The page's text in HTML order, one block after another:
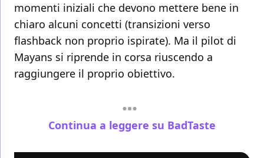
momenti iniziali che devono mettere bene in
chiaro alcuni concetti (transizioni verso
flashback non proprio ispirate). Ma il pilot di
Mayans si riprende in corsa riuscendo a
raggiungere il proprio obiettivo.
Continua a leggere su BadTaste